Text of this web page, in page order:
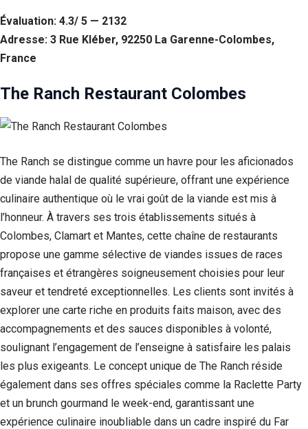
Évaluation: 4.3/ 5 — 2132
Adresse: 3 Rue Kléber, 92250 La Garenne-Colombes,
France
The Ranch Restaurant Colombes
The Ranch se distingue comme un havre pour les aficionados
de viande halal de qualité supérieure, offrant une expérience
culinaire authentique où le vrai goût de la viande est mis à
l’honneur. À travers ses trois établissements situés à
Colombes, Clamart et Mantes, cette chaîne de restaurants
propose une gamme sélective de viandes issues de races
françaises et étrangères soigneusement choisies pour leur
saveur et tendreté exceptionnelles. Les clients sont invités à
explorer une carte riche en produits faits maison, avec des
accompagnements et des sauces disponibles à volonté,
soulignant l’engagement de l’enseigne à satisfaire les palais
les plus exigeants. Le concept unique de The Ranch réside
également dans ses offres spéciales comme la Raclette Party
et un brunch gourmand le week-end, garantissant une
expérience culinaire inoubliable dans un cadre inspiré du Far